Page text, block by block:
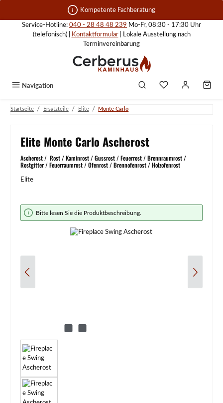
Zum Hauptinhalt springen Kompetente Fachberatung
Service-Hotline: 040 - 28 48 48 239 Mo-Fr, 08:30 - 17:30 Uhr
(telefonisch) |
Kontaktformular| Lokale Ausstellung nach
Terminvereinbarung
Navigation
Startseite / Ersatzteile / Elite / Monte Carlo
Elite Monte Carlo Ascherost
Ascherost / Rost / Kaminrost / Gussrost / Feuerrost / Brennraumrost /
Rostgitter / Feuerraumrost / Ofenrost / Brennofenrost / Holzofenrost
Elite
Bildergalerie überspringen
Bitte lesen Sie die Produktbeschreibung.